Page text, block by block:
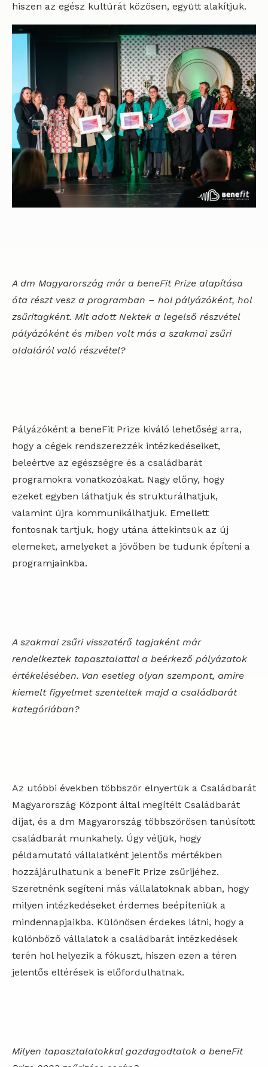
hiszen az egész kultúrát közösen, együtt alakítjuk.
A dm Magyarország már a beneFit Prize alapítása
óta részt vesz a programban – hol pályázóként, hol
zsűritagként. Mit adott Nektek a legelső részvétel
pályázóként és miben volt más a szakmai zsűri
oldaláról való részvétel?
Pályázóként a beneFit Prize kiváló lehetőség arra,
hogy a cégek rendszerezzék intézkedéseiket,
beleértve az egészségre és a családbarát
programokra vonatkozóakat. Nagy előny, hogy
ezeket egyben láthatjuk és strukturálhatjuk,
valamint újra kommunikálhatjuk. Emellett
fontosnak tartjuk, hogy utána áttekintsük az új
elemeket, amelyeket a jövőben be tudunk építeni a
programjainkba.
A szakmai zsűri visszatérő tagjaként már
rendelkeztek tapasztalattal a beérkező pályázatok
értékelésében. Van esetleg olyan szempont, amire
kiemelt figyelmet szenteltek majd a családbarát
kategóriában?
Az utóbbi években többször elnyertük a Családbarát
Magyarország Központ által megítélt Családbarát
díjat, és a dm Magyarország többszörösen tanúsított
családbarát munkahely. Úgy véljük, hogy
példamutató vállalatként jelentős mértékben
hozzájárulhatunk a beneFit Prize zsűrijéhez.
Szeretnénk segíteni más vállalatoknak abban, hogy
milyen intézkedéseket érdemes beépíteniük a
mindennapjaikba. Különösen érdekes látni, hogy a
különböző vállalatok a családbarát intézkedések
terén hol helyezik a fókuszt, hiszen ezen a téren
jelentős eltérések is előfordulhatnak.
Milyen tapasztalatokkal gazdagodtatok a beneFit